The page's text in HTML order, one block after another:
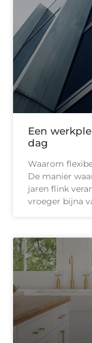
Een
dag
Waarom
De manier
jaren flink
vroeger bijna